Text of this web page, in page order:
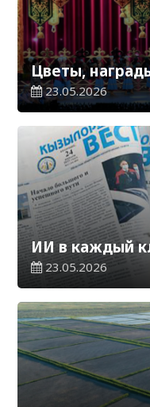
Цветы,
23.05.2026
ИИ в каждый
23.05.2026